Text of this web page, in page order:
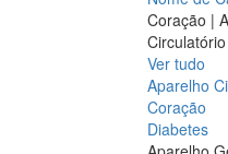
Coração |
Circulatório
Ver tudo
Aparelho
Coração
Diabetes